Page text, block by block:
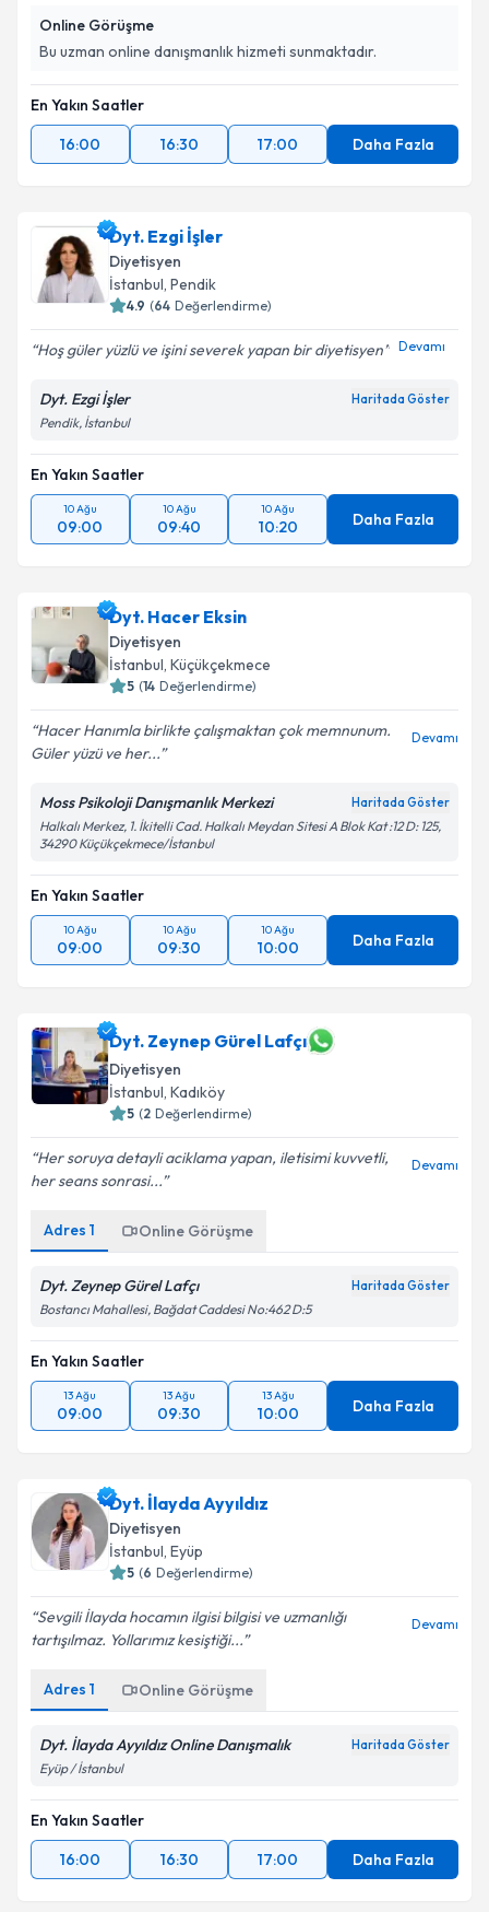
Takvim Talebini Gönder
Online Görüşme
Bu uzman online danışmanlık hizmeti sunmaktadır.
En Yakın Saatler
16:00
16:30 17:00 Daha Fazla
Dyt. Ezgi İşler
Diyetisyen
İstanbul, Pendik
4.9 (64 Değerlendirme)
Hoş güler yüzlü ve işini severek yapan bir diyetisyen Devamı
Dyt. Ezgi İşler Haritada Göster
Pendik, İstanbul
En Yakın Saatler
10 Ağu
09:00
10 Ağu
09:40
10 Ağu
10:20 Daha Fazla
Dyt. Hacer Eksin
Diyetisyen
İstanbul, Küçükçekmece
5 (14 Değerlendirme)
Hacer Hanımla birlikte çalışmaktan çok memnunum.
Güler yüzü ve her...
Devamı
Moss Psikoloji Danışmanlık Merkezi Haritada Göster
Halkalı Merkez, 1. İkitelli Cad. Halkalı Meydan Sitesi A Blok Kat :12 D: 125,
34290 Küçükçekmece/İstanbul
En Yakın Saatler
10 Ağu
09:00
10 Ağu
09:30
10 Ağu
10:00 Daha Fazla
Dyt. Zeynep Gürel Lafçı
Diyetisyen
İstanbul, Kadıköy
5 (2 Değerlendirme)
Her soruya detayli aciklama yapan, iletisimi kuvvetli,
her seans sonrasi...
Devamı
Adres 1 Online Görüşme
Dyt. Zeynep Gürel Lafçı Haritada Göster
Bostancı Mahallesi, Bağdat Caddesi No:462 D:5
En Yakın Saatler
13 Ağu
09:00
13 Ağu
09:30
13 Ağu
10:00 Daha Fazla
Dyt. İlayda Ayyıldız
Diyetisyen
İstanbul, Eyüp
5 (6 Değerlendirme)
Sevgili İlayda hocamın ilgisi bilgisi ve uzmanlığı
tartışılmaz. Yollarımız kesiştiği...
Devamı
Adres 1 Online Görüşme
Dyt. İlayda Ayyıldız Online Danışmalık Haritada Göster
Eyüp / İstanbul
En Yakın Saatler
16:00
16:30 17:00 Daha Fazla